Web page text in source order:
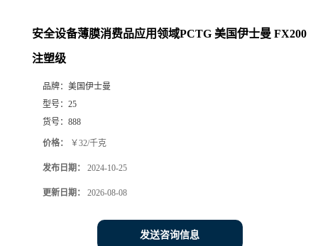
安全设备薄膜消费品应用领域PCTG 美国伊士曼 FX200
注塑级
品牌： 美国伊士曼
型号： 25
货号： 888
价格： ￥32/千克
发布日期： 2024-10-25
更新日期： 2026-08-08
发送咨询信息